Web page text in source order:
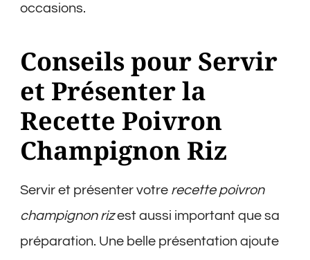
occasions.
Conseils pour Servir
et Présenter la
Recette Poivron
Champignon Riz
Servir et présenter votre recette poivron
champignon rizest aussi important que sa
préparation. Une belle présentation ajoute